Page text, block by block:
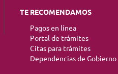
TE RECOMENDAMOS
Pagos en línea
Portal de trámites
Citas para trámites
Dependencias de Gobierno